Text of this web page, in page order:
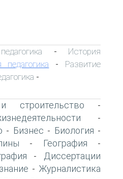
- История
- Развитие
-
строительство -
-
- Бизнес - Биология -
- География -
-
Диссертации
- Журналистика